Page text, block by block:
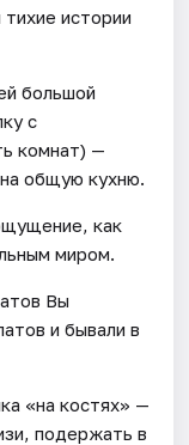
истории
большой
с
комнат) —
общую кухню.
как
миром.
Вы
и бывали в
«на костях» —
подержать в